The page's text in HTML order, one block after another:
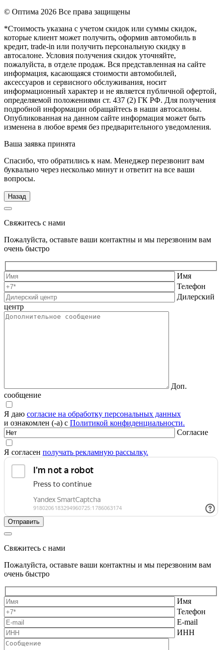
© Оптима 2026 Все права защищены
*Стоимость указана с учетом скидок или суммы скидок,
которые клиент может получить, оформив автомобиль в
кредит, trade-in или получить персональную скидку в
автосалоне. Условия получения скидок уточняйте,
пожалуйста, в отделе продаж. Вся представленная на сайте
информация, касающаяся стоимости автомобилей,
аксессуаров и сервисного обслуживания, носит
информационный характер и не является публичной офертой,
определяемой положениями ст. 437 (2) ГК РФ. Для получения
подробной информации обращайтесь в наши автосалоны.
Опубликованная на данном сайте информация может быть
изменена в любое время без предварительного уведомления.
Ваша заявка принята
Спасибо, что обратились к нам. Менеджер перезвонит вам
буквально через несколько минут и ответит на все ваши
вопросы.
Назад
Свяжитесь с нами
Пожалуйста, оставьте ваши контактны и мы перезвоним вам
очень быстро
Имя
Телефон
Дилерский
центр
Доп.
сообщение
Я даю согласие на обработку персональных данных
и ознакомлен (-а) с Политикой конфиденциальности.
Согласие
Я согласен получать рекламную рассылку.
Свяжитесь с нами
Пожалуйста, оставьте ваши контактны и мы перезвоним вам
очень быстро
Имя
Телефон
E-mail
ИНН